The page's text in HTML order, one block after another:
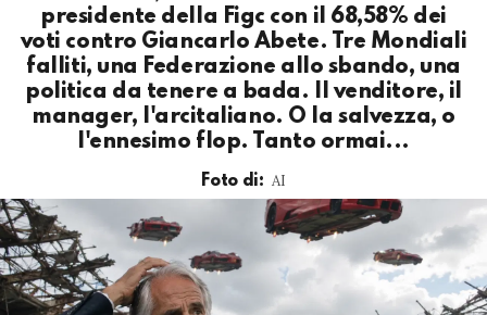
presidente della Figc con il 68,58% dei
voti contro Giancarlo Abete. Tre Mondiali
falliti, una Federazione allo sbando, una
politica da tenere a bada. Il venditore, il
manager, l'arcitaliano. O la salvezza, o
l'ennesimo flop. Tanto ormai...
Foto di: AI